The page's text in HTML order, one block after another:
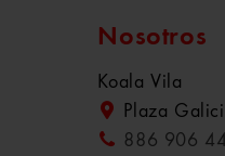
Nosotros
Koala Vila
Plaza
886 906